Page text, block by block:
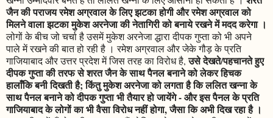
जैन की पराजय रमेश अग्रवाल के लिए झटका होगी और रमेश अग्रवाल को
मिलने वाला झटका मुकेश अरनेजा की नेतागिरी को बनाये रखने में मदद करेगा ।
लोगों के बीच जो चर्चा है उसमें मुकेश अरनेजा द्धारा दीपक गुप्ता को भी अपने
पाले में रखने की बात हो रही है । रमेश अग्रवाल और जेके गौड़ के प्रति
गाजियाबाद और उत्तर प्रदेश में जिस तरह का विरोध है,उसे देखते/पहचानते हुए
दीपक गुप्ता की तरफ से शरत जैन के साथ पैनल बनाने को लेकर हिचक
हालाँकि बनी दिखती है; किंतु मुकेश अरनेजा को लगता है कि ललित खन्ना के
साथ पैनल बनाने को दीपक गुप्ता भी तैयार हो जायेंगे - और इस पैनल के प्रति
गाजियाबाद के लोगों का भी वैसा विरोध नहीं होगा, जैसा कि अभी दिख रहा है ।